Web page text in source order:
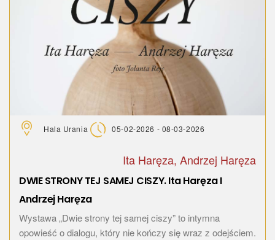
Hala Urania 05-02-2026 - 08-03-2026
Ita Haręza, Andrzej Haręza
DWIE STRONY TEJ SAMEJ CISZY. Ita Haręza I
Andrzej Haręza
Wystawa „Dwie strony tej samej ciszy” to intymna
opowieść o dialogu, który nie kończy się wraz z odejściem.